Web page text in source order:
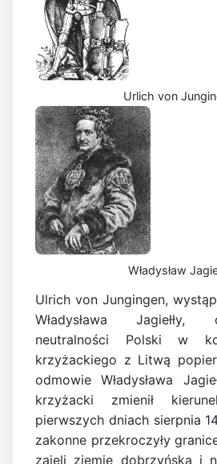
Urlich von
Władysław
Ulrich von Jungingen,
Władysława
neutralności Polski w
krzyżackiego z Litwą
odmowie Władysława
krzyżacki zmienił
pierwszych dniach sierpnia
zakonne przekroczyły
zajęli ziemię dobrzyńską i